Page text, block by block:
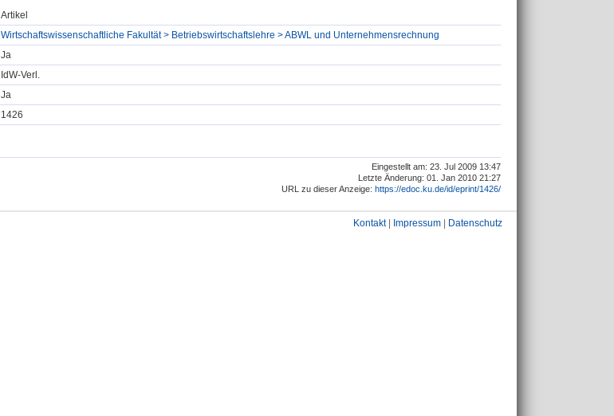
Artikel
Wirtschaftswissenschaftliche Fakultät > Betriebswirtschaftslehre > ABWL und Unternehmensrechnung
Ja
IdW-Verl.
Ja
1426
Eingestellt am: 23. Jul 2009 13:47
Letzte Änderung: 01. Jan 2010 21:27
URL zu dieser Anzeige: https://edoc.ku.de/id/eprint/1426/
Kontakt| Impressum Datenschutz